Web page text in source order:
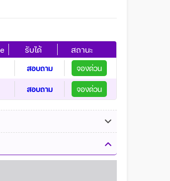
รับได้ สถานะ
สอบถาม
จองด่วน
สอบถาม จองด่วน